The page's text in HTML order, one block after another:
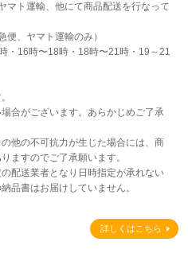
マト運輸、他にて商品配送を行なって
、ヤマト運輸のみ）
・16時〜18時・18時〜21時・19～21
合がございます。あらかじめご了承
他の不可抗力が生じた場合には、商
ますのでご了承願います。
配送業者となり日時指定が承れない
品書はお届けしていません。
詳しくはこちら